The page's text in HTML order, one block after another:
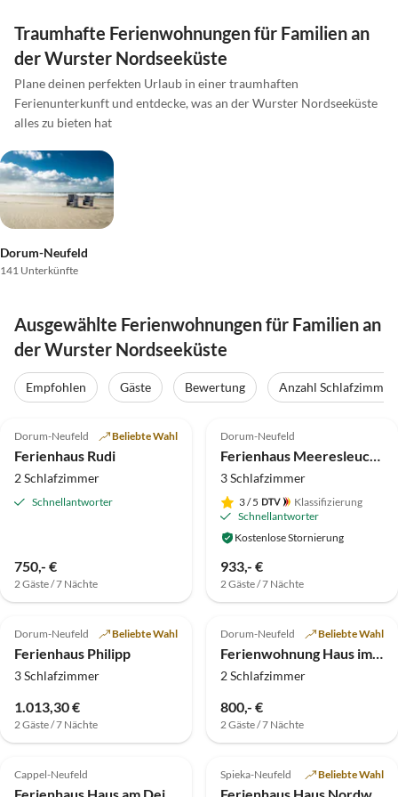
Traumhafte Ferienwohnungen für Familien an
der Wurster Nordseeküste
Plane deinen perfekten Urlaub in einer traumhaften
Ferienunterkunft und entdecke, was an der Wurster Nordseeküste
alles zu bieten hat
Dorum-Neufeld
141 Unterkünfte
Ausgewählte Ferienwohnungen für Familien an
der Wurster Nordseeküste
Empfohlen Gäste Bewertung Anzahl Schlafzimmer
Top-Inserat
Dorum-Neufeld Beliebte Wahl
Ferienhaus Rudi
2 Schlafzimmer
Schnellantworter
750,- €
2 Gäste / 7 Nächte
Top-Inserat
Dorum-Neufeld
3 Schlafzimmer
3/ 5
Klassifizierung
Schnellantworter
Kostenlose Stornierung
933,- €
2 Gäste / 7 Nächte
Top-Inserat
5.0 (9)
Dorum-Neufeld Beliebte Wahl
Ferienhaus Philipp
3 Schlafzimmer
1.013,30 €
2 Gäste / 7 Nächte
Top-Inserat
4.6 (8)
Dorum-Neufeld Beliebte Wahl
2 Schlafzimmer
800,- €
2 Gäste / 7 Nächte
Top-Inserat
5.0 (5)
Cappel-Neufeld
Top-Inserat
5.0 (4)
Spieka-Neufeld Beliebte Wahl